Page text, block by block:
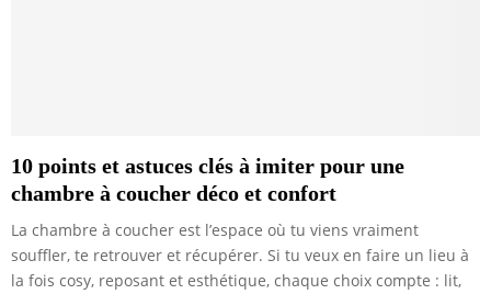
10 points et astuces clés à imiter pour une
chambre à coucher déco et confort
La chambre à coucher est l’espace où tu viens vraiment
souffler, te retrouver et récupérer. Si tu veux en faire un lieu à
la fois cosy, reposant et esthétique, chaque choix compte : lit,